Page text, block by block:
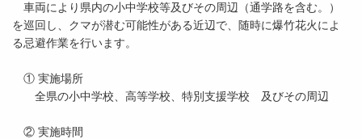
車両により県内の小中学校等及びその周辺（通学路を含む。）
を巡回し、クマが潜む可能性がある近辺で、随時に爆竹花火によ
る忌避作業を行います。
① 実施場所
全県の小中学校、高等学校、特別支援学校 及びその周辺
② 実施時間